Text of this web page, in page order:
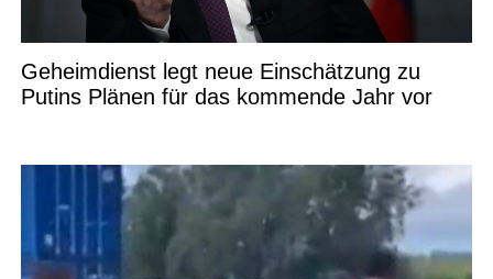
Geheimdienst legt neue Einschätzung zu
Putins Plänen für das kommende Jahr vor